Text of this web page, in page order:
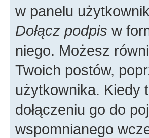
w panelu
Dołącz podpis w
niego. Możesz
Twoich postów,
użytkownika. Kiedy
dołączeniu go do
wspomnianego